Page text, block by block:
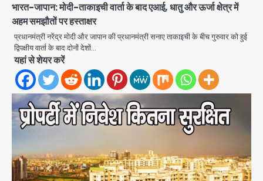
भारत-जापान: मोदी-ताकाइची वार्ता के बाद एआई, धातु और ऊर्जा क्षेत्र में
अहम समझौतों पर हस्ताक्षर
प्रधानमंत्री नरेंद्र मोदी और जापान की प्रधानमंत्री सनाए ताकाइची के बीच गुरुवार को हुई
द्विपक्षीय वार्ता के बाद दोनों देशों…
यहां से शेयर करें